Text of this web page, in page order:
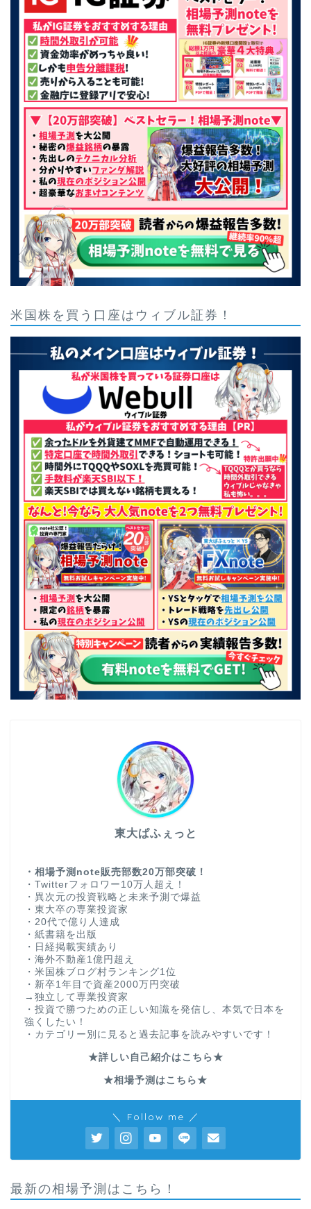
米国株を買う口座はウィブル証券！
東大ぱふぇっと
・相場予測note販売部数20万部突破！
・Twitterフォロワー10万人超え！
・異次元の投資戦略と未来予測で爆益
・東大卒の専業投資家
・20代で億り人達成
・紙書籍を出版
・日経掲載実績あり
・海外不動産1億円超え
・米国株ブログ村ランキング1位
・新卒1年目で資産2000万円突破
→独立して専業投資家
・投資で勝つための正しい知識を発信し、本気で日本を
強くしたい！
・カテゴリー別に見ると過去記事を読みやすいです！
★詳しい自己紹介はこちら★
★相場予測はこちら★
＼ Follow me ／
最新の相場予測はこちら！